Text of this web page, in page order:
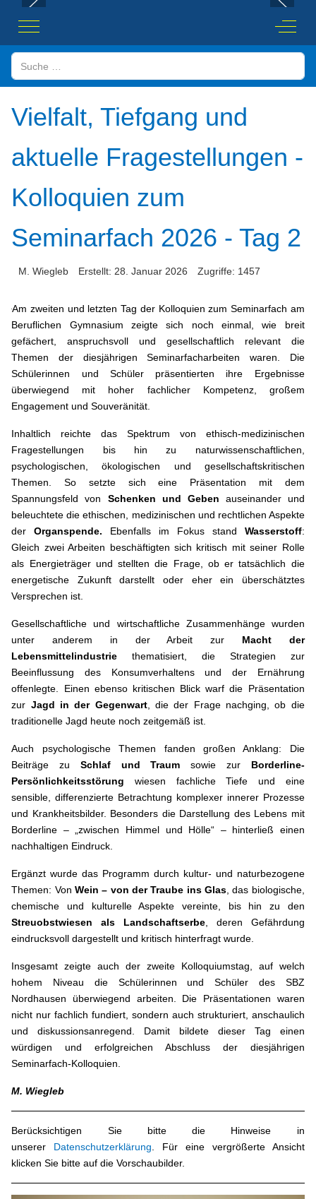
Mobile Menu Toggle Off-
Suchen
Vielfalt, Tiefgang und
aktuelle Fragestellungen -
Kolloquien zum
Seminarfach 2026 - Tag 2
M. Wiegleb Erstellt: 28. Januar 2026 Zugriffe: 1457
Am zweiten und letzten Tag der Kolloquien zum Seminarfach am
Beruflichen Gymnasium zeigte sich noch einmal, wie breit
gefächert, anspruchsvoll und gesellschaftlich relevant die
Themen der diesjährigen Seminarfacharbeiten waren. Die
Schülerinnen und Schüler präsentierten ihre Ergebnisse
überwiegend mit hoher fachlicher Kompetenz, großem
Engagement und Souveränität.
Inhaltlich reichte das Spektrum von ethisch-medizinischen
Fragestellungen bis hin zu naturwissenschaftlichen,
psychologischen, ökologischen und gesellschaftskritischen
Themen. So setzte sich eine Präsentation mit dem
Spannungsfeld von Schenken und Geben auseinander und
beleuchtete die ethischen, medizinischen und rechtlichen Aspekte
derOrganspende. Ebenfalls im Fokus stand Wasserstoff:
Gleich zwei Arbeiten beschäftigten sich kritisch mit seiner Rolle
als Energieträger und stellten die Frage, ob er tatsächlich die
energetische Zukunft darstellt oder eher ein überschätztes
Versprechen ist.
Gesellschaftliche und wirtschaftliche Zusammenhänge wurden
unter anderem in der Arbeit zur Macht der
Lebensmittelindustrie thematisiert, die Strategien zur
Beeinflussung des Konsumverhaltens und der Ernährung
offenlegte. Einen ebenso kritischen Blick warf die Präsentation
zur Jagd in der Gegenwart, die der Frage nachging, ob die
traditionelle Jagd heute noch zeitgemäß ist.
Auch psychologische Themen fanden großen Anklang: Die
Beiträge zu Schlaf und Traum sowie zur Borderline-
Persönlichkeitsstörung wiesen fachliche Tiefe und eine
sensible, differenzierte Betrachtung komplexer innerer Prozesse
und Krankheitsbilder. Besonders die Darstellung des Lebens mit
Borderline – „zwischen Himmel und Hölle“ – hinterließ einen
nachhaltigen Eindruck.
Ergänzt wurde das Programm durch kultur- und naturbezogene
Themen: VonWein – von der Traube ins Glas, das biologische,
chemische und kulturelle Aspekte vereinte, bis hin zu den
Streuobstwiesen als Landschaftserbe , deren Gefährdung
eindrucksvoll dargestellt und kritisch hinterfragt wurde.
Insgesamt zeigte auch der zweite Kolloquiumstag, auf welch
hohem Niveau die Schülerinnen und Schüler des SBZ
Nordhausen überwiegend arbeiten. Die Präsentationen waren
nicht nur fachlich fundiert, sondern auch strukturiert, anschaulich
und diskussionsanregend. Damit bildete dieser Tag einen
würdigen und erfolgreichen Abschluss der diesjährigen
Seminarfach-Kolloquien.
M. Wiegleb
Berücksichtigen Sie bitte die Hinweise in
unserer Datenschutzerklärung . Für eine vergrößerte Ansicht
klicken Sie bitte auf die Vorschaubilder.